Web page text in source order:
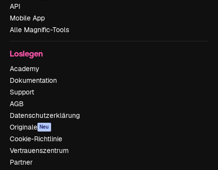
API
Mobile App
Alle Magnific-Tools
Loslegen
Academy
Dokumentation
Support
AGB
Datenschutzerklärung
Originale Neu
Cookie-Richtlinie
Vertrauenszentrum
Partner